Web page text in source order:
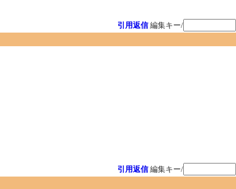
引用返信 編集キー/
引用返信 編集キー/